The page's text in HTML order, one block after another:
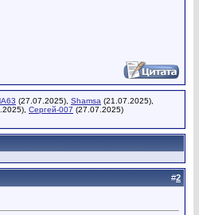
(27.07.2025), Shamsa (21.07.2025),
Сергей-007 (27.07.2025)
#2